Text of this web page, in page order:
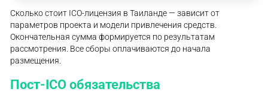
Сколько стоит ICO-лицензия в Таиланде — зависит от
параметров проекта и модели привлечения средств.
Окончательная сумма формируется по результатам
рассмотрения. Все сборы оплачиваются до начала
размещения.
Пост-ICO обязательства